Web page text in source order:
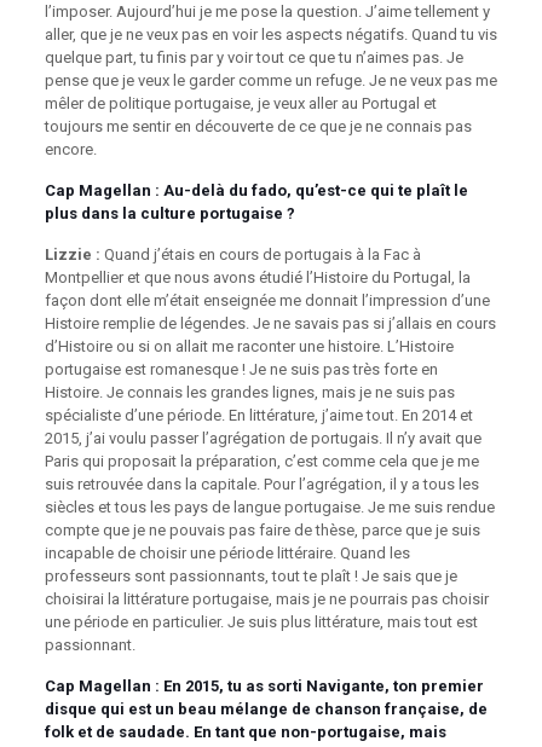
l’imposer. Aujourd’hui je me pose la question. J’aime tellement y
aller, que je ne veux pas en voir les aspects négatifs. Quand tu vis
quelque part, tu finis par y voir tout ce que tu n’aimes pas. Je
pense que je veux le garder comme un refuge. Je ne veux pas me
mêler de politique portugaise, je veux aller au Portugal et
toujours me sentir en découverte de ce que je ne connais pas
encore.
Cap Magellan : Au-delà du fado, qu’est-ce qui te plaît le
plus dans la culture portugaise ?
Lizzie : Quand j’étais en cours de portugais à la Fac à
Montpellier et que nous avons étudié l’Histoire du Portugal, la
façon dont elle m’était enseignée me donnait l’impression d’une
Histoire remplie de légendes. Je ne savais pas si j’allais en cours
d’Histoire ou si on allait me raconter une histoire. L’Histoire
portugaise est romanesque ! Je ne suis pas très forte en
Histoire. Je connais les grandes lignes, mais je ne suis pas
spécialiste d’une période. En littérature, j’aime tout. En 2014 et
2015, j’ai voulu passer l’agrégation de portugais. Il n’y avait que
Paris qui proposait la préparation, c’est comme cela que je me
suis retrouvée dans la capitale. Pour l’agrégation, il y a tous les
siècles et tous les pays de langue portugaise. Je me suis rendue
compte que je ne pouvais pas faire de thèse, parce que je suis
incapable de choisir une période littéraire. Quand les
professeurs sont passionnants, tout te plaît ! Je sais que je
choisirai la littérature portugaise, mais je ne pourrais pas choisir
une période en particulier. Je suis plus littérature, mais tout est
passionnant.
Cap Magellan : En 2015, tu as sorti Navigante, ton premier
disque qui est un beau mélange de chanson française, de
folk et de saudade. En tant que non-portugaise, mais